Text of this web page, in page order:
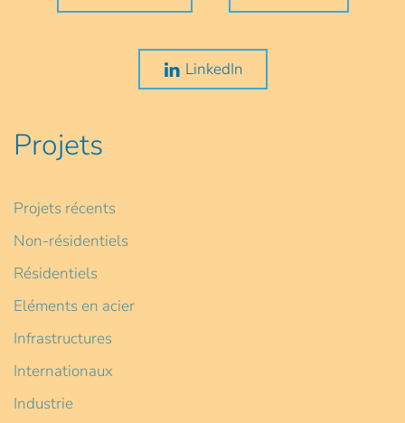
LinkedIn
Projets
Projets récents
Non-résidentiels
Résidentiels
Eléments en acier
Infrastructures
Internationaux
Industrie